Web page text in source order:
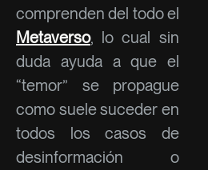
comprenden del todo el
Metaverso, lo cual sin
duda ayuda a que el
“temor” se propague
como suele suceder en
todos los casos de
desinformación o